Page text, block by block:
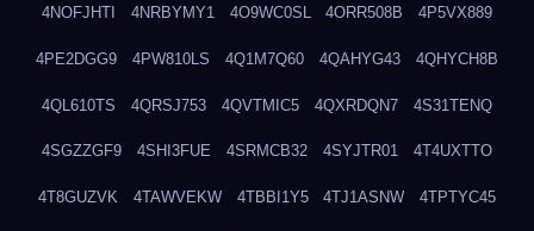
4NOFJHTI 4NRBYMY1 4O9WC0SL 4ORR508B 4P5VX889
4PE2DGG9 4PW810LS 4Q1M7Q60 4QAHYG43 4QHYCH8B
4QL610TS 4QRSJ753 4QVTMIC5 4QXRDQN7 4S31TENQ
4SGZZGF9 4SHI3FUE 4SRMCB32 4SYJTR01 4T4UXTTO
4T8GUZVK 4TAWVEKW 4TBBI1Y5 4TJ1ASNW 4TPTYC45